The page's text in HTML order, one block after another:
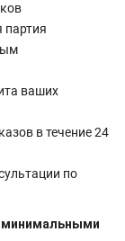
партия
ваших
в течение 24
по
минимальными